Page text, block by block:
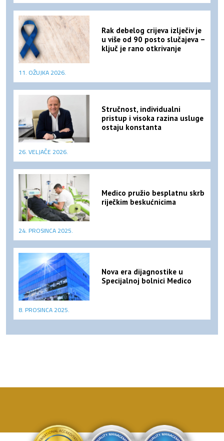
Rak debelog crijeva izlječiv je
u više od 90 posto slučajeva –
ključ je rano otkrivanje
11. OŽUJKA 2026.
Stručnost, individualni
pristup i visoka razina usluge
ostaju konstanta
26. VELJAČE 2026.
Medico pružio besplatnu skrb
riječkim beskućnicima
24. PROSINCA 2025.
Nova era dijagnostike u
Specijalnoj bolnici Medico
8. PROSINCA 2025.